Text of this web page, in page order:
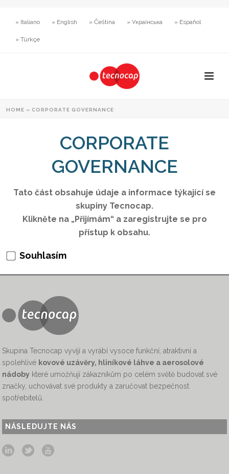
» Italiano » English » Čeština » Українська » Español
» Türkçe
HOME » CORPORATE GOVERNANCE
CORPORATE
GOVERNANCE
Tato část obsahuje údaje a informace týkající se
skupiny Tecnocap.
Klikněte na „Přijímám“ a zaregistrujte se pro
přístup k obsahu.
Souhlasím
Skupina Tecnocap vyvíjí a vyrábí vysoce funkční, atraktivní a
spolehlivé kovové uzávěry, hliníkové láhve a aerosolové
nádoby které umožňují zákazníkům po celém světě budovat své
značky, uchovávat své produkty a zaručovat bezpečnost
spotřebitelů.
NÁSLEDUJTE NÁS